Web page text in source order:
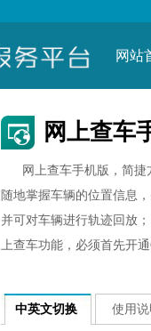
网站
网上查车
网上查车手机版，简捷
随地掌握车辆的位置信息
并可对车辆进行轨迹回放
上查车功能，必须首先开通
中英文切换 使用